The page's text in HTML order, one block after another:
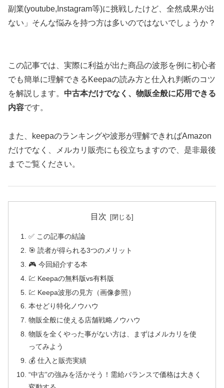
副業(youtube,Instagram等)に挑戦したけど、全然成果が出
ない」そんな悩みを持つ方は多いのではないでしょうか？
この記事では、実際に利益が出た商品の波形を例に初心者
でも簡単に理解できるKeepaの読み方と仕入れ判断のコツ
を解説します。 中古本だけでなく、物販全般に応用できる
内容です。
また、keepaのランキングや波形が理解できればAmazon
だけでなく、メルカリ販売にも役立ちますので、是非最後
までご覧ください。
目次
✅ この記事の結論
🎯 読者が得られる3つのメリット
🎮 今回紹介する本
💹 Keepaの無料版vs有料版
💹 Keepa波形の見方（画像参照）
本せどり特化ノウハウ
物販全般に使える店舗戦略ノウハウ
物販を全くやった事がない方は、まずはメルカリを使
ってみよう
💰 仕入と販売実績
“中古”の強みを活かそう！需給バランスで価格は大きく